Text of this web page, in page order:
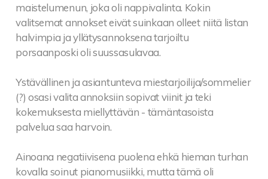
maistelumenun, joka oli nappivalinta. Kokin
valitsemat annokset eivät suinkaan olleet niitä listan
halvimpia ja yllätysannoksena tarjoiltu
porsaanposki oli suussasulavaa.
Ystävällinen ja asiantunteva miestarjoilija/sommelier
(?) osasi valita annoksiin sopivat viinit ja teki
kokemuksesta miellyttävän - tämäntasoista
palvelua saa harvoin.
Ainoana negatiivisena puolena ehkä hieman turhan
kovalla soinut pianomusiikki, mutta tämä oli